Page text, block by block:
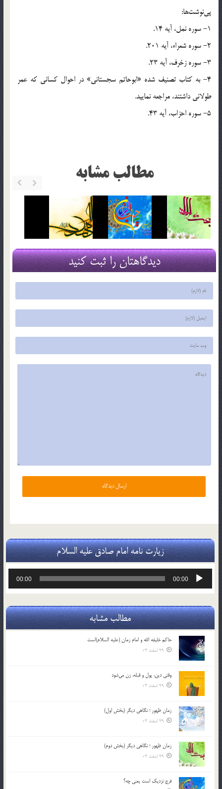
پی‌نوشت‌ها:
1- سوره نمل، آیه 14.
2- سوره شعراء، آیه 201.
3- سوره زخرف، آیه 23.
4- به کتاب تصنیف شده «ابوحاتم سجستانی» در احوال کسانی که عمر
طولانی داشتند، مراجعه نمایید.
5- سوره احزاب، آیه 43.
مطالب مشابه
دیدگاهتان را ثبت کنید
زیارت نامه امام صادق علیه السلام
پخش‌کننده
00:00
00:00
مطالب مشابه
حاکم خليفه الله و امام زمان (علیه السلام)است
29 اسفند 03
وقتی دین، پول و قبله، زن می‌شود
29 اسفند 03
زمان ظهور ؛ نگاهی دیگر (بخش اول)
29 اسفند 03
زمان ظهور ؛ نگاهی دیگر (بخش دوم)
29 اسفند 03
فرج نزدیک است یعنی چه؟